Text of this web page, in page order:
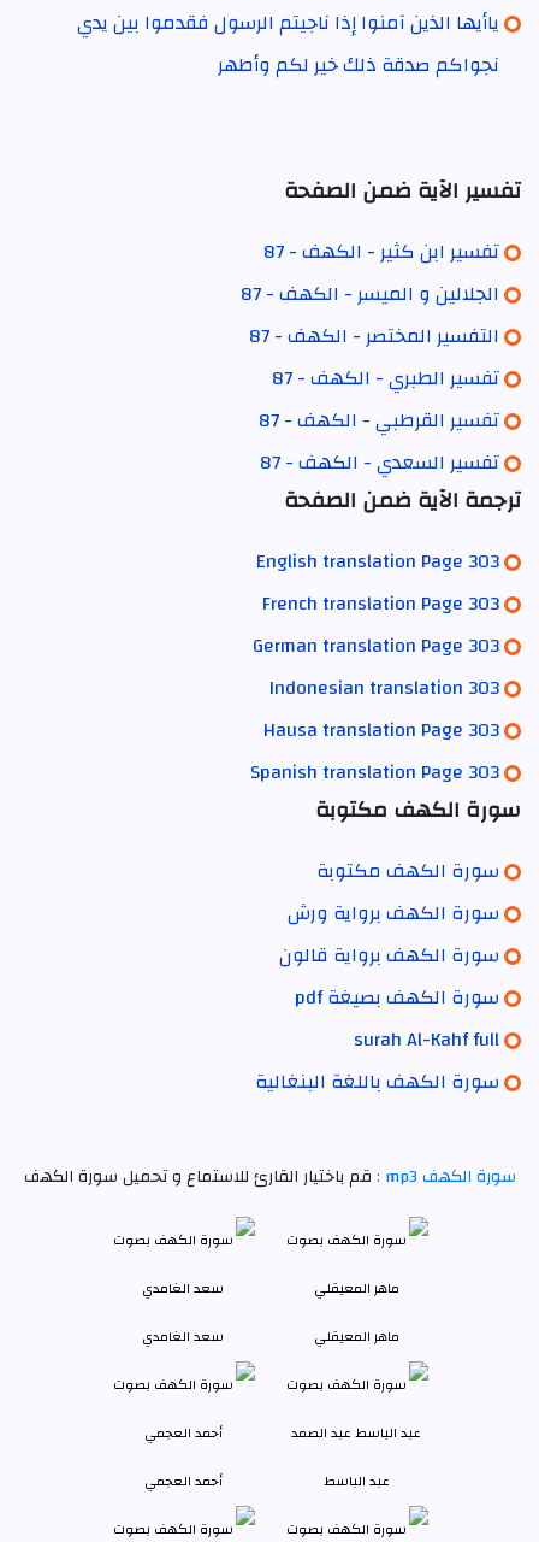
ياأيها الذين آمنوا إذا ناجيتم الرسول فقدموا بين يدي
نجواكم صدقة ذلك خير لكم وأطهر
تفسير الآية ضمن الصفحة
تفسير ابن كثير - الكهف - 87
الجلالين و الميسر - الكهف - 87
التفسير المختصر - الكهف - 87
تفسير الطبري - الكهف - 87
تفسير القرطبي - الكهف - 87
تفسير السعدي - الكهف - 87
ترجمة الآية ضمن الصفحة
English translation Page 303
French translation Page 303
German translation Page 303
Indonesian translation 303
Hausa translation Page 303
Spanish translation Page 303
سورة الكهف مكتوبة
سورة الكهف مكتوبة
سورة الكهف برواية ورش
سورة الكهف برواية قالون
سورة الكهف بصيغة pdf
surah Al-Kahf full
سورة الكهف باللغة البنغالية
سورة الكهف mp3 : قم باختيار القارئ للاستماع و تحميل سورة الكهف
ماهر المعيقلي سعد الغامدي
عبد الباسط أحمد العجمي